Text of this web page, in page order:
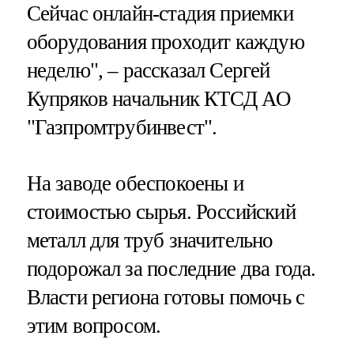
Сейчас онлайн-стадия приемки
оборудования проходит каждую
неделю", – рассказал Сергей
Купряков начальник КТСД АО
"Газпромтрубинвест".
На заводе обеспокоены и
стоимостью сырья. Российский
металл для труб значительно
подорожал за последние два года.
Власти региона готовы помочь с
этим вопросом.